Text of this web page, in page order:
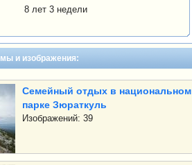
8 лет 3 недели
и изображения:
Семейный отдых в национальном
парке Зюраткуль
Изображений: 39